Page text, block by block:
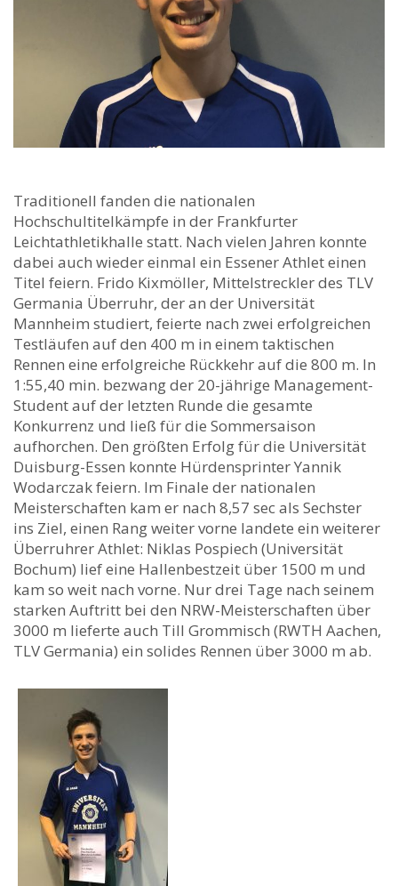
Traditionell fanden die nationalen
Hochschultitelkämpfe in der Frankfurter
Leichtathletikhalle statt. Nach vielen Jahren konnte
dabei auch wieder einmal ein Essener Athlet einen
Titel feiern. Frido Kixmöller, Mittelstreckler des TLV
Germania Überruhr, der an der Universität
Mannheim studiert, feierte nach zwei erfolgreichen
Testläufen auf den 400 m in einem taktischen
Rennen eine erfolgreiche Rückkehr auf die 800 m. In
1:55,40 min. bezwang der 20-jährige Management-
Student auf der letzten Runde die gesamte
Konkurrenz und ließ für die Sommersaison
aufhorchen. Den größten Erfolg für die Universität
Duisburg-Essen konnte Hürdensprinter Yannik
Wodarczak feiern. Im Finale der nationalen
Meisterschaften kam er nach 8,57 sec als Sechster
ins Ziel, einen Rang weiter vorne landete ein weiterer
Überruhrer Athlet: Niklas Pospiech (Universität
Bochum) lief eine Hallenbestzeit über 1500 m und
kam so weit nach vorne. Nur drei Tage nach seinem
starken Auftritt bei den NRW-Meisterschaften über
3000 m lieferte auch Till Grommisch (RWTH Aachen,
TLV Germania) ein solides Rennen über 3000 m ab.